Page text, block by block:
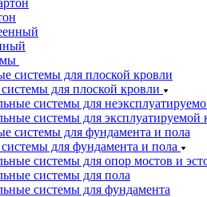
для плоской кровли
системы для
системы для эксплуатируемой
для фундамента и пола
системы для опор мостов и
системы для пола
системы для фундамента